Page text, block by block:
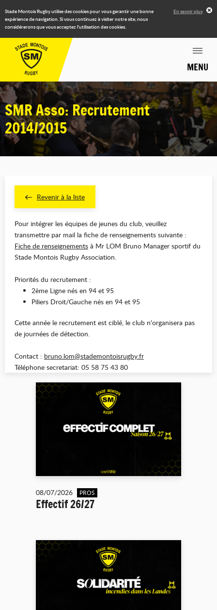
Stade Montois Rugby utilise des cookies pour vous garantir une bonne
expérience de navigation. Si vous continuez à visiter notre site, nous
considérerons que vous acceptez l'utilisation des cookies.
En savoir plus
MENU
SMR Asso: Recrutement
2014/2015
Revenir à la liste
Pour intégrer les équipes de jeunes du club, veuillez
transmettre par mail la fiche de renseignements suivante :
Fiche de renseignements à Mr LOM Bruno Manager sportif du
Stade Montois Rugby Association.
Priorités du recrutement :
2ème Ligne nés en 94 et 95
Piliers Droit/Gauche nés en 94 et 95
Cette année le recrutement est ciblé, le club n'organisera pas
de journées de détection.
Contact : bruno.lom@stademontoisrugby.fr
Téléphone secretariat: 05 58 75 43 80
08/07/2026 PROS
Effectif 26/27